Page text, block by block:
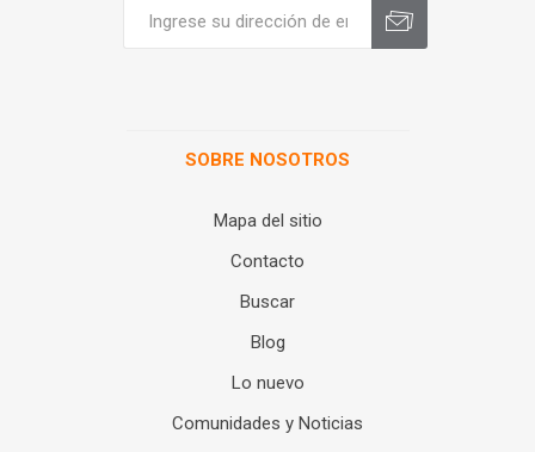
SOBRE NOSOTROS
Mapa del sitio
Contacto
Buscar
Blog
Lo nuevo
Comunidades y Noticias